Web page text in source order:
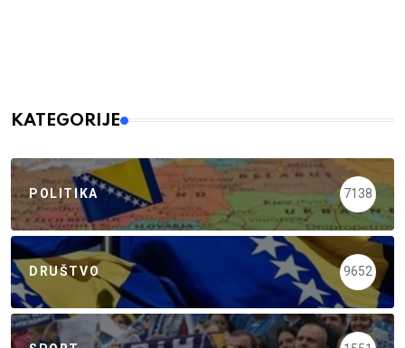
KATEGORIJE
POLITIKA 7138
DRUŠTVO 9652